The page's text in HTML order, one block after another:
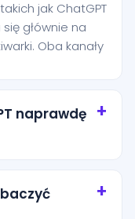
jak ChatGPT
się głównie na
Oba kanały
naprawdę
o wysokiej
o rekomendację
niż osoba, która